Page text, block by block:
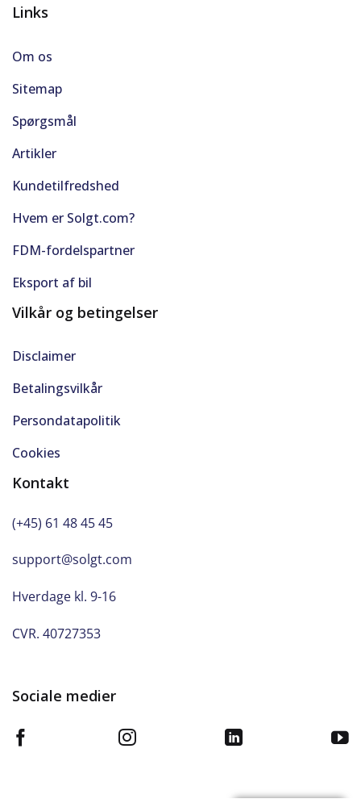
Links
Om os
Sitemap
Spørgsmål
Artikler
Kundetilfredshed
Hvem er Solgt.com?
FDM-fordelspartner
Eksport af bil
Vilkår og betingelser
Disclaimer
Betalingsvilkår
Persondatapolitik
Cookies
Kontakt
(+45) 61 48 45 45
support@solgt.com
Hverdage kl. 9-16
CVR. 40727353
Sociale medier